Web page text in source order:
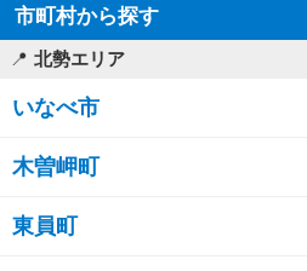
市町村から探す
北勢エリア
いなべ市
木曽岬町
東員町